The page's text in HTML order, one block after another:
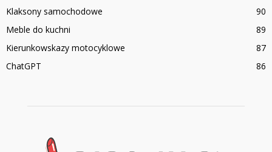
Klaksony samochodowe
90
Meble do kuchni
89
Kierunkowskazy motocyklowe
87
ChatGPT
86